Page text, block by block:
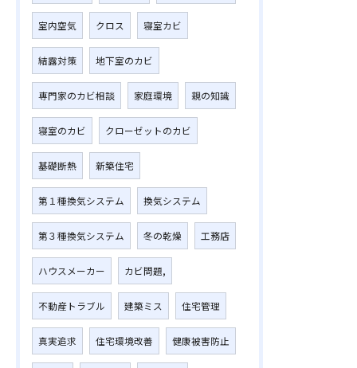
室内空気 クロス 寝室カビ
結露対策 地下室のカビ
専門家のカビ相談 家庭環境 親の知識
寝室のカビ クローゼットのカビ
基礎断熱 新築住宅
第１種換気システム 換気システム
第３種換気システム 冬の乾燥 工務店
ハウスメーカー カビ問題,
不動産トラブル 建築ミス 住宅管理
真実追求 住宅環境改善 健康被害防止